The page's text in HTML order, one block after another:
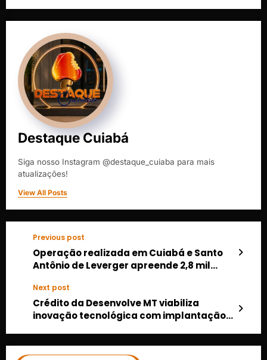
Destaque Cuiabá
Siga nosso Instagram @destaque_cuiaba para mais
atualizações!
View All Posts
Previous post
Operação realizada em Cuiabá e Santo
Antônio de Leverger apreende 2,8 mil
Next post
Crédito da Desenvolve MT viabiliza
inovação tecnológica com implantação